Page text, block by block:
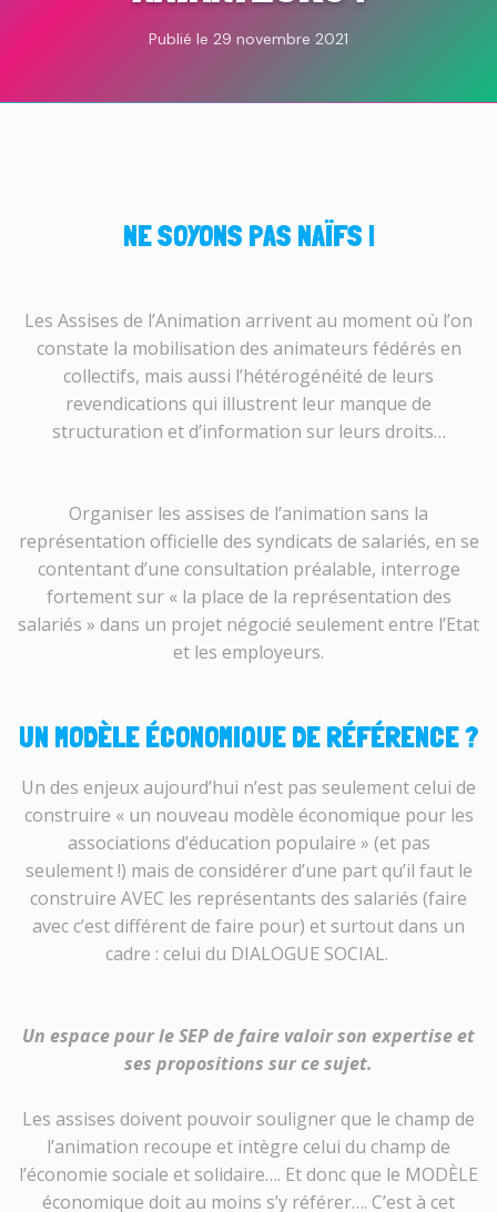
Publié le 29 novembre 2021
NE SOYONS PAS NAÏFS !
Les Assises de l’Animation arrivent au moment où l’on
constate la mobilisation des animateurs fédérés en
collectifs, mais aussi l’hétérogénéité de leurs
revendications qui illustrent leur manque de
structuration et d’information sur leurs droits…
Organiser les assises de l’animation sans la
représentation officielle des syndicats de salariés, en se
contentant d’une consultation préalable, interroge
fortement sur « la place de la représentation des
salariés » dans un projet négocié seulement entre l’Etat
et les employeurs.
UN MODÈLE ÉCONOMIQUE DE RÉFÉRENCE ?
Un des enjeux aujourd’hui n’est pas seulement celui de
construire « un nouveau modèle économique pour les
associations d’éducation populaire » (et pas
seulement !) mais de considérer d’une part qu’il faut le
construire AVEC les représentants des salariés (faire
avec c’est différent de faire pour) et surtout dans un
cadre : celui du DIALOGUE SOCIAL.
Un espace pour le SEP de faire valoir son expertise et
ses propositions sur ce sujet.
Les assises doivent pouvoir souligner que le champ de
l’animation recoupe et intègre celui du champ de
l’économie sociale et solidaire…. Et donc que le MODÈLE
économique doit au moins s’y référer…. C’est à cet